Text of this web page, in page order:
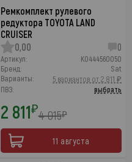
Ремкомплект рулевого
редуктора TOYOTA LAND
CRUISER
0,00
0
Артикул:
K0444560050
Бренд:
Sat
Варианты:
5 вариантов от 2 811 ₽
ПВЗ:
выбрать
2 811₽4 015₽
11 августа